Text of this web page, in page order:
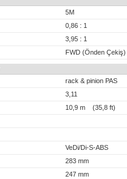
5M
0,86 : 1
3,95 : 1
FWD (Önden Çekiş)
rack & pinion PAS
3,11
10,9 m (35,8 ft)
VeDi/Di-S-ABS
283 mm
247 mm